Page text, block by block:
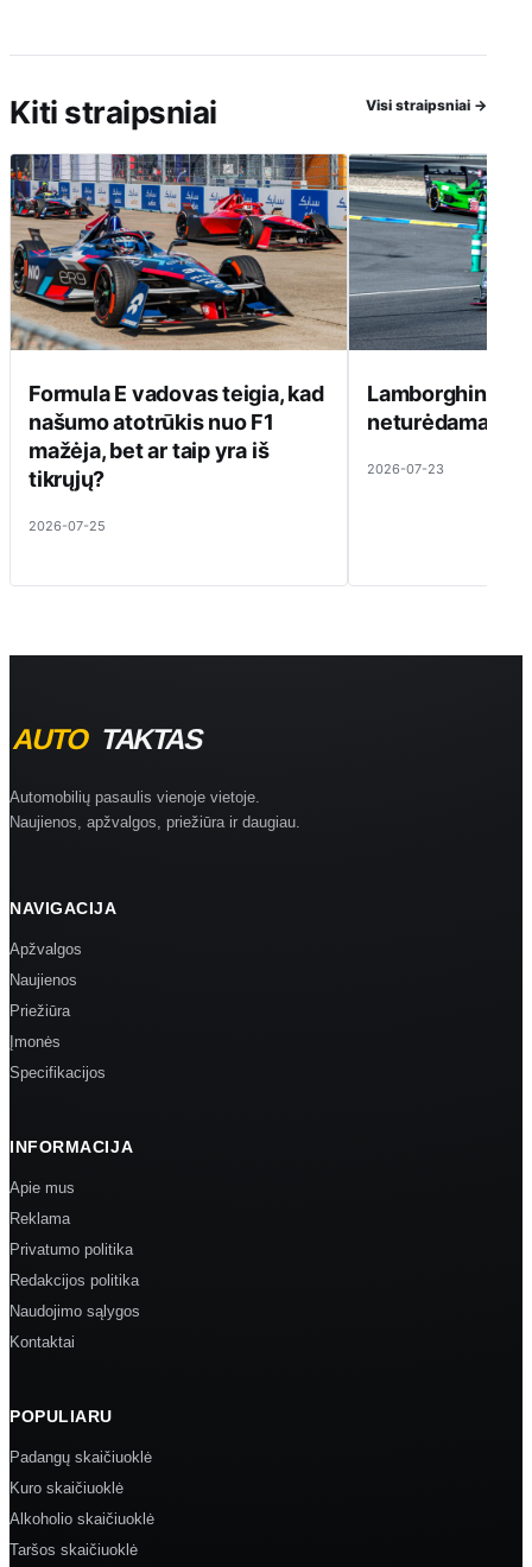
Kiti straipsniai Visi straipsniai →
Formula E vadovas teigia, kad
našumo atotrūkis nuo F1
mažėja, bet ar taip yra iš
tikrųjų?
2026-07-25
Lamborghini
neturėdama ką
2026-07-23
Automobilių pasaulis vienoje vietoje.
Naujienos, apžvalgos, priežiūra ir daugiau.
NAVIGACIJA
Apžvalgos
Naujienos
Priežiūra
Įmonės
Specifikacijos
INFORMACIJA
Apie mus
Reklama
Privatumo politika
Redakcijos politika
Naudojimo sąlygos
Kontaktai
POPULIARU
Padangų skaičiuoklė
Kuro skaičiuoklė
Alkoholio skaičiuoklė
Taršos skaičiuoklė